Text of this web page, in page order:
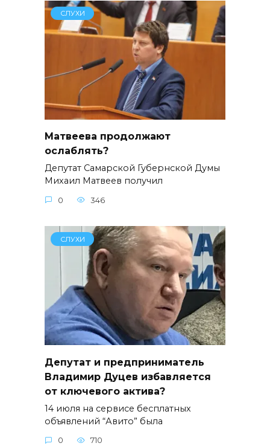
СЛУХИ
Матвеева продолжают
ослаблять?
Депутат Самарской Губернской Думы
Михаил Матвеев получил
0 346
СЛУХИ
Депутат и предприниматель
Владимир Дуцев избавляется
от ключевого актива?
14 июля на сервисе бесплатных
объявлений “Авито” была
0 710